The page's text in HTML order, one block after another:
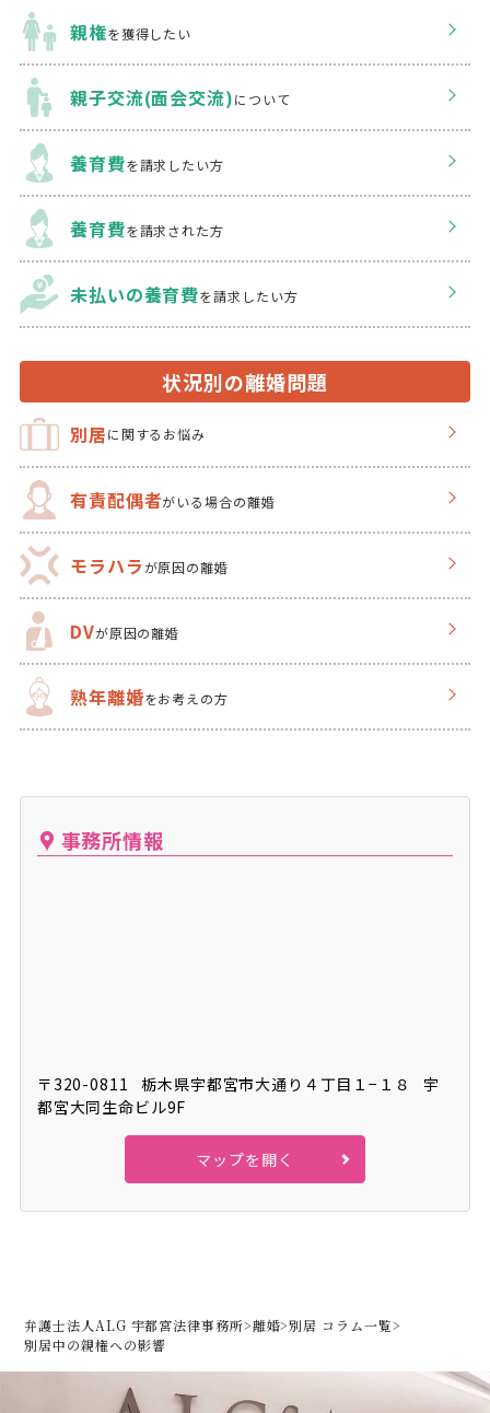
親権を獲得したい
親子交流(面会交流)について
養育費を請求したい方
養育費を請求された方
未払いの養育費を請求したい方
状況別の離婚問題
別居に関するお悩み
有責配偶者がいる場合の離婚
モラハラが原因の離婚
DVが原因の離婚
熟年離婚をお考えの方
事務所情報
〒320-0811 栃木県宇都宮市大通り４丁目１−１８
宇
都宮大同生命ビル9F
マップを開く
弁護士法人ALG 宇都宮法律事務所>離婚>別居 コラム一覧>
別居中の親権への影響